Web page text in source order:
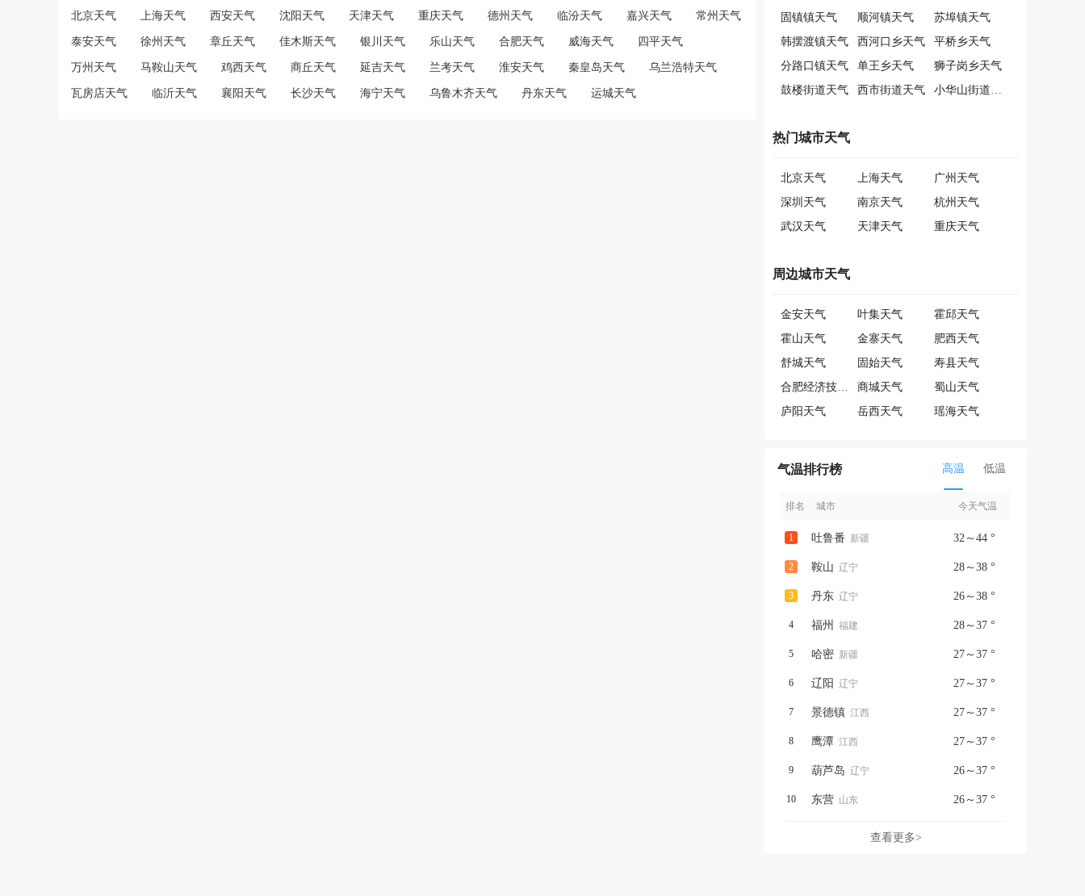
北京天气 上海天气 西安天气 沈阳天气 天津天气 重庆天气 德州天气 临汾天气 嘉兴天气 常州天气
泰安天气 徐州天气 章丘天气 佳木斯天气 银川天气 乐山天气 合肥天气 威海天气 四平天气
万州天气 马鞍山天气 鸡西天气 商丘天气 延吉天气 兰考天气 淮安天气 秦皇岛天气 乌兰浩特天气
瓦房店天气 临沂天气 襄阳天气 长沙天气 海宁天气 乌鲁木齐天气 丹东天气 运城天气
固镇镇天气
顺河镇天气
苏埠镇天气
韩摆渡镇天气
西河口乡天气
平桥乡天气
分路口镇天气
单王乡天气
狮子岗乡天气
鼓楼街道天气
西市街道天气 小华山街道天气
热门城市天气
北京天气 上海天气
广州天气
深圳天气
南京天气
杭州天气
武汉天气
天津天气 重庆天气
周边城市天气
金安天气 叶集天气
霍邱天气
霍山天气
金寨天气
肥西天气
舒城天气
固始天气
寿县天气
合肥经济技术开发区天气
商城天气
蜀山天气
庐阳天气
岳西天气 瑶海天气
气温排行榜 高温 低温
排名 城市 今天气温
1 吐鲁番 新疆 32～44 °
2 鞍山 辽宁 28～38 °
3 丹东 辽宁 26～38 °
4 福州 福建 28～37 °
5 哈密 新疆 27～37 °
6 辽阳 辽宁 27～37 °
7 景德镇 江西 27～37 °
8 鹰潭 江西 27～37 °
9 葫芦岛 辽宁 26～37 °
10 东营 山东 26～37 °
查看更多>